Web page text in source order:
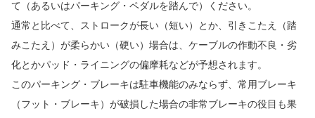
て（あるいはパーキング・ペダルを踏んで）ください。
通常と比べて、ストロークが長い（短い）とか、引きこたえ（踏
みこたえ）が柔らかい（硬い）場合は、ケーブルの作動不良・劣
化とかパッド・ライニングの偏摩耗などが予想されます。
このパーキング・ブレーキは駐車機能のみならず、常用ブレーキ
（フット・ブレーキ）が破損した場合の非常ブレーキの役目も果